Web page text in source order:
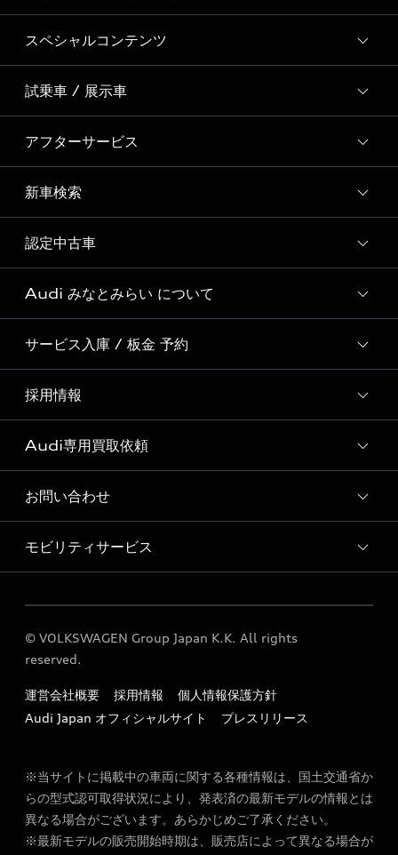
全国統一イベント
ディーラー独自イベント
スペシャルコンテンツ
スペシャルコンテンツ一覧
Event Report
Audi 自動車保険プレミアム
SNS
Welcome to Audi Life
試乗車 / 展示車
試乗予約
試乗車・展示車一覧
Audi GO（レンタカーサービス）
Audi Virtual Showroom
アフターサービス
サービスクオリティ
オリジナルサービスメニュー
Audi Cam
新車検索
新車検索
認定中古車
全国販売台数 No.1の実績
Audi認定中古車検索
Audi みなとみらい について
Audi みなとみらい 店舗情報
Audi Approved Automobile みなとみらい 店舗情報
Audi みなとみらい 運営会社概要
Audi みなとみらい お客様の声
ショールーム紹介動画
サービス入庫 / 板金 予約
Audi みなとみらい サービス入庫予約
ボディリペア（板金）予約サービス
採用情報
採用ページ
Audi専用買取依頼
Audi専用買取依頼フォーム
お問い合わせ
各種お問い合わせ
モビリティサービス
Audi GO（レンタカーサービス）
© VOLKSWAGEN Group Japan K.K. All rights
reserved.
運営会社概要 採用情報
個人情報保護方針
Audi Japan オフィシャルサイト
プレスリリース
※当サイトに掲載中の車両に関する各種情報は、国土交通省か
らの型式認可取得状況により、発表済の最新モデルの情報とは
異なる場合がございます。あらかじめご了承ください。
※最新モデルの販売開始時期は、販売店によって異なる場合が